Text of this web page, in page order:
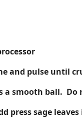
and pulse until
a smooth ball. Do
press sage